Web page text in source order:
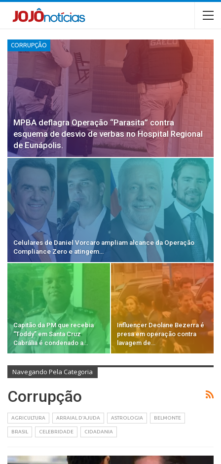
CORRUPÇÃO
MPBA deflagra Operação “Parasita” contra
esquema de desvio de verbas no Hospital Regional
de Eunápolis.
Celulares de Daniel Vorcaro ampliam alcance da Operação
Compliance Zero e atingem…
Capitão da PM que recebia
“Toddy” em Santa Cruz
Cabrália é condenado a…
Influencer Deolane Bezerra é
presa em operação contra
lavagem de…
Navegando Pela Categoria
Corrupção
AGRICULTURA ARRAIAL D'AJUDA ASTROLOGIA BELMONTE
BRASIL CELEBRIDADE CIDADANIA